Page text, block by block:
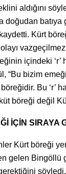
aldığını
doğudan
Kürt
içindeki ‘r’
“Bu bizim
Bu ‘r’
böreği değil
İÇİN SIRAYA
Kürt böreği
gelen Bingöllü
söyledi.